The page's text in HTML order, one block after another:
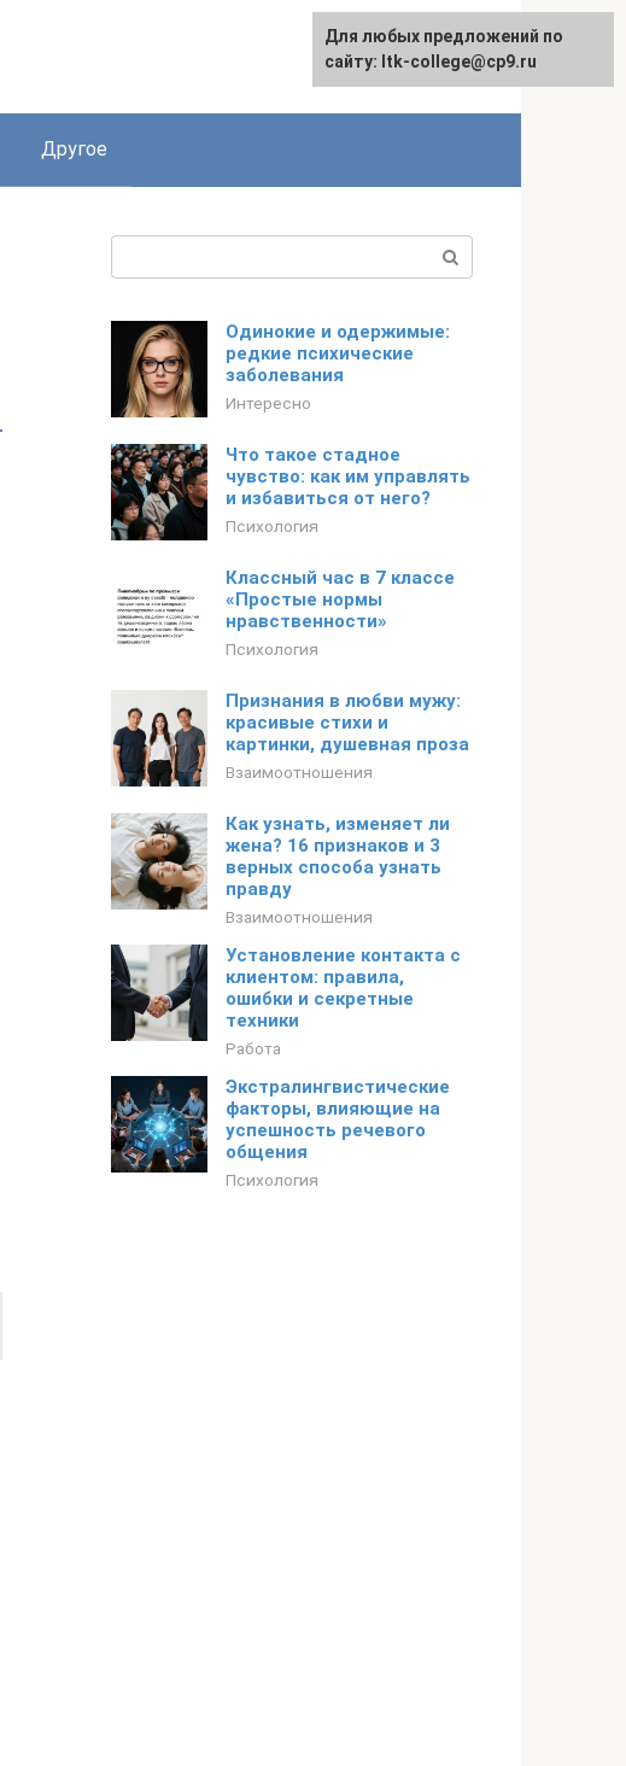
Другое
Одинокие и одержимые:
редкие психические
заболевания
Интересно
Что такое стадное
чувство: как им управлять
и избавиться от него?
Психология
Классный час в 7 классе
«Простые нормы
нравственности»
Психология
Признания в любви мужу:
красивые стихи и
картинки, душевная проза
Взаимоотношения
Как узнать, изменяет ли
жена? 16 признаков и 3
верных способа узнать
правду
Взаимоотношения
Установление контакта с
клиентом: правила,
ошибки и секретные
техники
Работа
Экстралингвистические
факторы, влияющие на
успешность речевого
общения
Психология
Для любых предложений по
сайту: ltk-college@cp9.ru